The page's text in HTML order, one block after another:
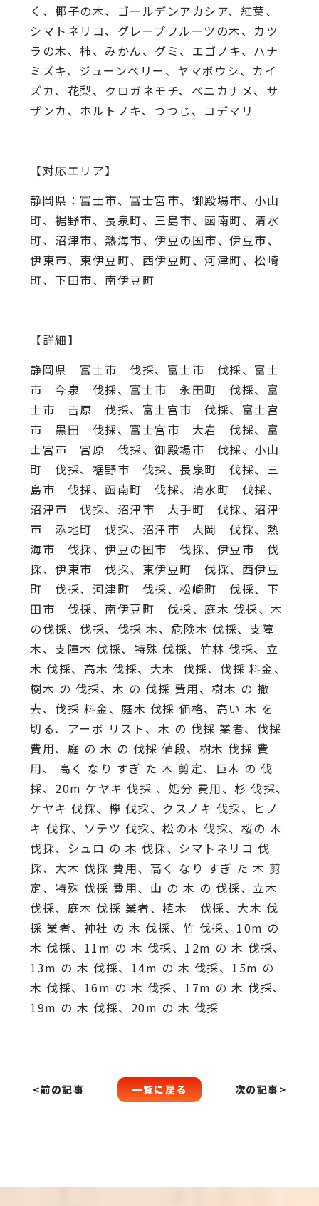
く、椰子の木、 ゴールデンアカシア、紅葉、
シマトネリコ、 グレープフルーツの木、カツ
ラの木、柿、みかん、グミ、 エゴノキ、ハナ
ミズキ、ジューンベリー、ヤマボウシ、カイ
ズカ、 花梨、クロガネモチ、ベニカナメ、サ
ザンカ、ホルトノキ、 つつじ、コデマリ
【対応エリア】
静岡県：富士市、富士宮市、御殿場市、小山
町、裾野市、長泉町、三島市、函南町、清水
町、沼津市、熱海市、伊豆の国市、伊豆市、
伊東市、東伊豆町、西伊豆町、河津町、松崎
町、下田市、南伊豆町
【詳細】
静岡県 富士市 伐採、富士市 伐採、富士
市 今泉 伐採、富士市 永田町 伐採、富
士市 吉原 伐採、富士宮市 伐採、富士宮
市 黒田 伐採、富士宮市 大岩 伐採、富
士宮市 宮原 伐採、御殿場市 伐採、小山
町 伐採、裾野市 伐採、長泉町 伐採、三
島市 伐採、函南町 伐採、清水町 伐採、
沼津市 伐採、沼津市 大手町 伐採、沼津
市 添地町 伐採、沼津市 大岡 伐採、熱
海市 伐採、伊豆の国市 伐採、伊豆市 伐
採、伊東市 伐採、東伊豆町 伐採、西伊豆
町 伐採、河津町 伐採、松崎町 伐採、下
田市 伐採、南伊豆町 伐採、庭木 伐採、木
の伐採、伐採、伐採 木、危険木 伐採、支障
木、支障木 伐採、特殊 伐採、竹林 伐採、立
木 伐採、高木 伐採、大木 伐採、伐採 料金、
樹木 の 伐採、木 の 伐採 費用、樹木 の 撤
去、伐採 料金、庭木 伐採 価格、高い 木 を
切る、アーボ リスト、木 の 伐採 業者、伐採
費用、庭 の 木 の 伐採 値段、樹木 伐採 費
用、 高く なり すぎ た 木 剪定、巨木 の 伐
採、20m ケヤキ 伐採 、処分 費用、杉 伐採、
ケヤキ 伐採、欅 伐採、クスノキ 伐採、ヒノ
キ 伐採、ソテツ 伐採、松の木 伐採、桜の 木
伐採、シュロ の 木 伐採、シマトネリコ 伐
採、大木 伐採 費用、高く なり すぎ た 木 剪
定、特殊 伐採 費用、山 の 木 の 伐採、立木
伐採、庭木 伐採 業者、植木 伐採、大木 伐
採 業者、神社 の 木 伐採、竹 伐採、10m の
木 伐採、11m の 木 伐採、12m の 木 伐採、
13m の 木 伐採、14m の 木 伐採、15m の
木 伐採、16m の 木 伐採、17m の 木 伐採、
19m の 木 伐採、20m の 木 伐採
<前の記事 一覧に戻る 次の記事>